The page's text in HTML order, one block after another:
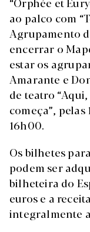
ao palco com
Agrupamento
encerrar o
estar os
Amarante e
de teatro
começa”, pelas
16h00.
Os bilhetes
podem ser
bilheteira do
euros e a
integralmente